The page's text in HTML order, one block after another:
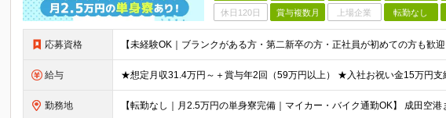
休日120日 賞与複数月 上場企業 転勤なし
応募資格
給与
勤務地